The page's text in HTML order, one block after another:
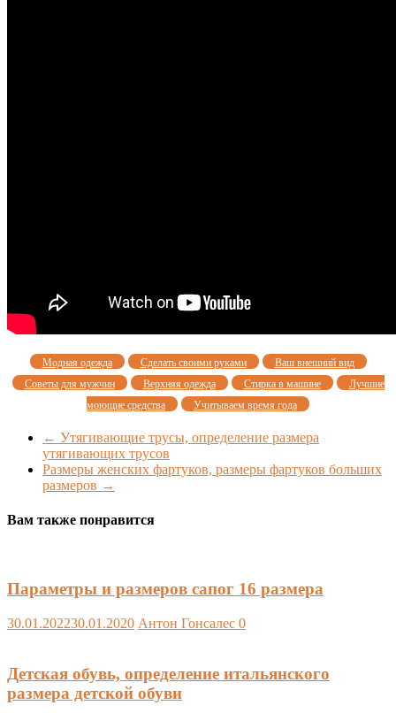
Модная одежда Сделать своими руками
Ваш внешний вид
Советы для мужчин
Верхняя одежда Стирка в машине
Лучшие
моющие средства
Учитываем время года
← Утягивающие трусы, определение размера
утягивающих трусов
Размеры женских фартуков, размеры фартуков больших
размеров →
Вам также понравится
Параметры и размеров сапог 16 размера
30.01.202230.01.2020 Антон Гонсалес 0
Детская обувь, определение итальянского
размера детской обуви